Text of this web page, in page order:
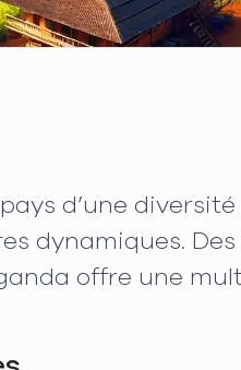
d’une
dynamiques.
offre une